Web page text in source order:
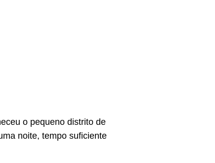
o pequeno distrito de
noite, tempo suficiente